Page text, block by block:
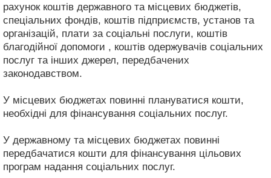
рахунок коштів державного та місцевих бюджетів,
спеціальних фондів, коштів підприємств, установ та
організацій, плати за соціальні послуги, коштів
благодійної допомоги , коштів одержувачів соціальних
послуг та інших джерел, передбачених
законодавством.
У місцевих бюджетах повинні плануватися кошти,
необхідні для фінансування соціальних послуг.
У державному та місцевих бюджетах повинні
передбачатися кошти для фінансування цільових
програм надання соціальних послуг.